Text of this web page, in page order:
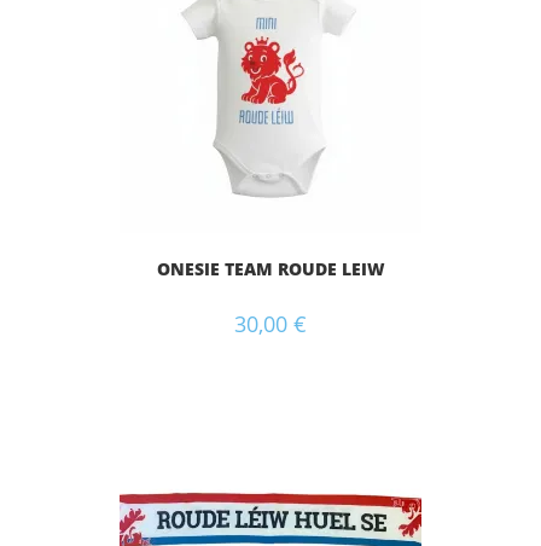
ONESIE TEAM ROUDE LEIW
30,00 €